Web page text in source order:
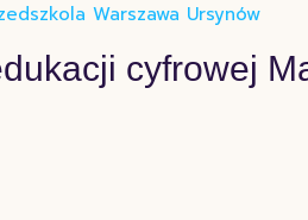
Warszawa Ursynów
cyfrowej